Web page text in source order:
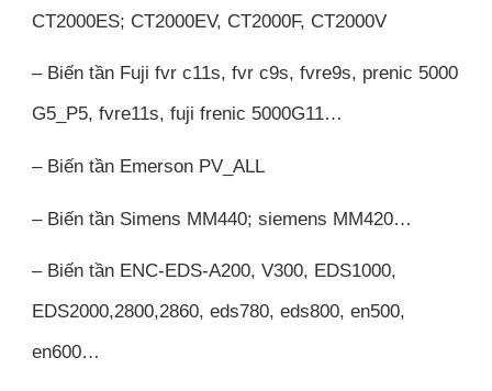
CT2000ES; CT2000EV, CT2000F, CT2000V
– Biến tần Fuji fvr c11s, fvr c9s, fvre9s, prenic 5000
G5_P5, fvre11s, fuji frenic 5000G11…
– Biến tần Emerson PV_ALL
– Biến tần Simens MM440; siemens MM420…
– Biến tần ENC-EDS-A200, V300, EDS1000,
EDS2000,2800,2860, eds780, eds800, en500,
en600…